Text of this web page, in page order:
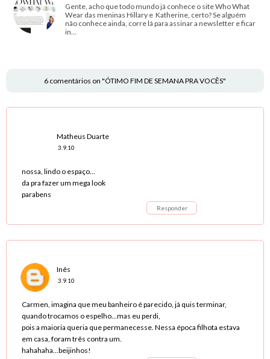
Gente, acho que todo mundo já conhece o site Who What
Wear das meninas Hillary e Katherine, certo? Se alguém
não conhece ainda, corre lá para assinar a newsletter e ficar
in…
6 comentários on "ÓTIMO FIM DE SEMANA PRA VOCÊS"
Matheus Duarte
3.9.10
nossa, lindo o espaço...
da pra fazer um mega look
parabens
Responder
Inês
3.9.10
Carmen, imagina que meu banheiro é parecido, já quis terminar,
quando trocamos o espelho...mas eu perdi,
pois a maioria queria que permanecesse. Nessa época filhota estava
em casa, foram três contra um.
hahahaha...beijinhos!